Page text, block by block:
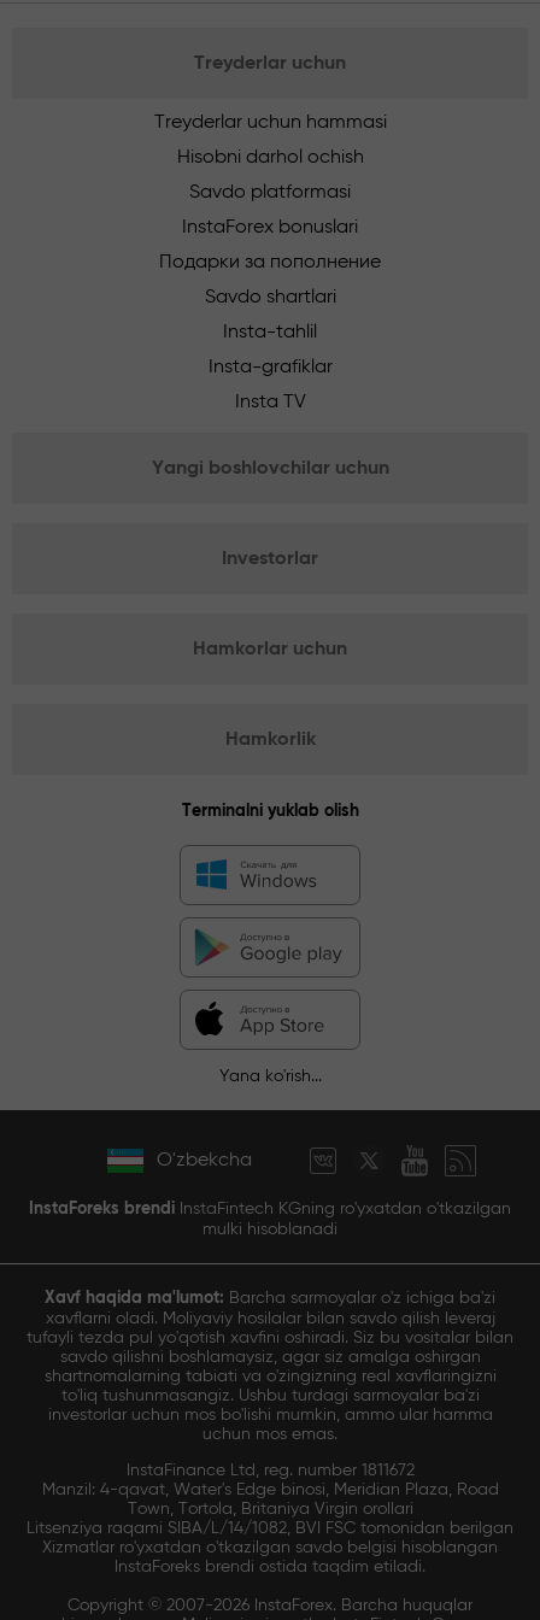
Treyderlar uchun
Treyderlar uchun hammasi
Hisobni darhol ochish
Savdo platformasi
InstaForex bonuslari
Подарки за пополнение
Savdo shartlari
Insta-tahlil
Insta-grafiklar
Insta TV
Yangi boshlovchilar uchun
Investorlar
Hamkorlar uchun
Hamkorlik
Terminalni yuklab olish
Yana ko'rish...
O'zbekcha
InstaForeks brendi InstaFintech KGning ro'yxatdan o'tkazilgan
mulki hisoblanadi
Xavf haqida ma'lumot: Barcha sarmoyalar o'z ichiga ba'zi
xavflarni oladi. Moliyaviy hosilalar bilan savdo qilish leveraj
tufayli tezda pul yo'qotish xavfini oshiradi. Siz bu vositalar bilan
savdo qilishni boshlamaysiz, agar siz amalga oshirgan
shartnomalarning tabiati va o'zingizning real xavflaringizni
to'liq tushunmasangiz. Ushbu turdagi sarmoyalar ba'zi
investorlar uchun mos bo'lishi mumkin, ammo ular hamma
uchun mos emas.
InstaFinance Ltd, reg. number 1811672
Manzil: 4-qavat, Water's Edge binosi, Meridian Plaza, Road
Town, Tortola, Britaniya Virgin orollari
Litsenziya raqami SIBA/L/14/1082, BVI FSC tomonidan berilgan
Xizmatlar ro'yxatdan o'tkazilgan savdo belgisi hisoblangan
InstaForeks brendi ostida taqdim etiladi.
Copyright © 2007-2026 InstaForex. Barcha huquqlar